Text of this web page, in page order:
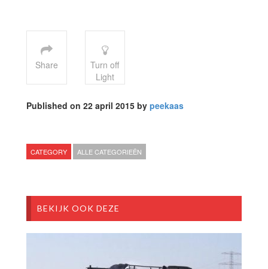
Share
Turn off
Light
Published on 22 april 2015 by peekaas
CATEGORY ALLE CATEGORIEËN
BEKIJK OOK DEZE